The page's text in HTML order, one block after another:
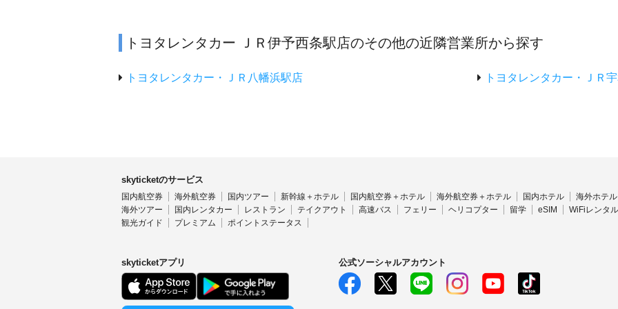
トヨタレンタカー ＪＲ伊予西条駅店のその他の近隣営業所から探す
トヨタレンタカー・ＪＲ八幡浜駅店 トヨタレンタカー・ＪＲ